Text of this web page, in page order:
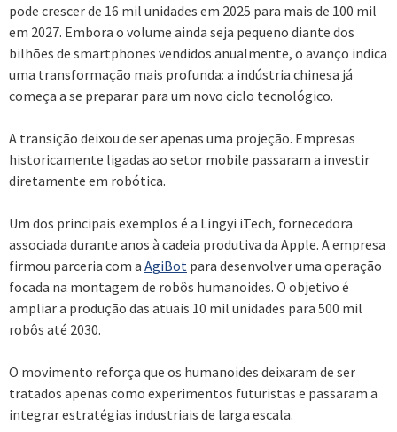
pode crescer de 16 mil unidades em 2025 para mais de 100 mil
em 2027. Embora o volume ainda seja pequeno diante dos
bilhões de smartphones vendidos anualmente, o avanço indica
uma transformação mais profunda: a indústria chinesa já
começa a se preparar para um novo ciclo tecnológico.
A transição deixou de ser apenas uma projeção. Empresas
historicamente ligadas ao setor mobile passaram a investir
diretamente em robótica.
Um dos principais exemplos é a Lingyi iTech, fornecedora
associada durante anos à cadeia produtiva da Apple. A empresa
firmou parceria com a AgiBot para desenvolver uma operação
focada na montagem de robôs humanoides. O objetivo é
ampliar a produção das atuais 10 mil unidades para 500 mil
robôs até 2030.
O movimento reforça que os humanoides deixaram de ser
tratados apenas como experimentos futuristas e passaram a
integrar estratégias industriais de larga escala.